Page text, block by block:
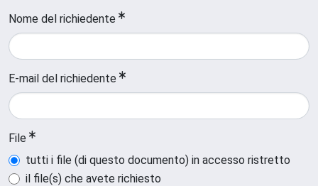
Nome del richiedente
E-mail del richiedente
File
tutti i file (di questo documento) in accesso ristretto
il file(s) che avete richiesto